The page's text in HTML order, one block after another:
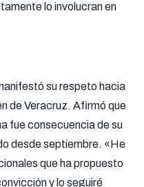
lo involucran en
su respeto hacia
de Veracruz. Afirmó que
fue consecuencia de su
desde septiembre. «He
que ha propuesto
y lo seguiré